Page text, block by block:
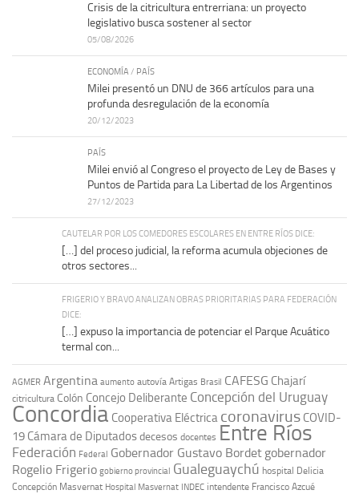
Crisis de la citricultura entrerriana: un proyecto
legislativo busca sostener al sector
05/08/2026
ECONOMÍA / PAÍS
Milei presentó un DNU de 366 artículos para una
profunda desregulación de la economía
20/12/2023
PAÍS
Milei envió al Congreso el proyecto de Ley de Bases y
Puntos de Partida para La Libertad de los Argentinos
27/12/2023
CAUTELAR POR LOS COMEDORES ESCOLARES EN ENTRE RÍOS DICE:
[…] del proceso judicial, la reforma acumula objeciones de
otros sectores...
FRIGERIO Y BRAVO ANALIZAN OBRAS PRIORITARIAS PARA FEDERACIÓN
DICE:
[…] expuso la importancia de potenciar el Parque Acuático
termal con...
AGMER Argentina aumento autovía Artigas Brasil CAFESG Chajarí
citricultura Colón Concejo Deliberante Concepción del Uruguay
Concordia Cooperativa Eléctrica coronavirus COVID-
19 Cámara de Diputadosdecesos docentes Entre Ríos
Federación Federal Gobernador Gustavo Bordet gobernador
Rogelio Frigerio gobierno provincial Gualeguaychú hospital Delicia
Concepción Masvernat Hospital Masvernat INDEC intendente Francisco Azcué